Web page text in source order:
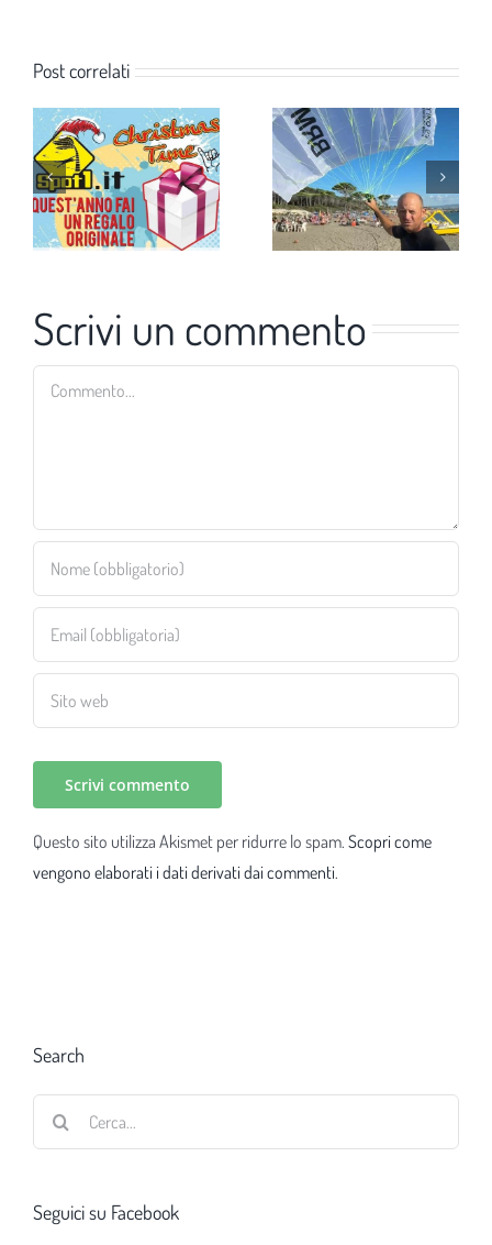
Post correlati
Scrivi un commento
Commento
Questo sito utilizza Akismet per ridurre lo spam. Scopri come
vengono elaborati i dati derivati dai commenti.
Search
Cerca
Seguici su Facebook